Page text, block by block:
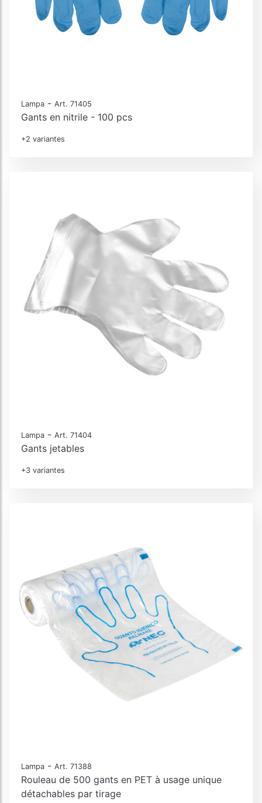
Lampa - Art. 71405
Gants en nitrile - 100 pcs
+2 variantes
Lampa - Art. 71404
Gants jetables
+3 variantes
Lampa - Art. 71388
Rouleau de 500 gants en PET à usage unique
détachables par tirage